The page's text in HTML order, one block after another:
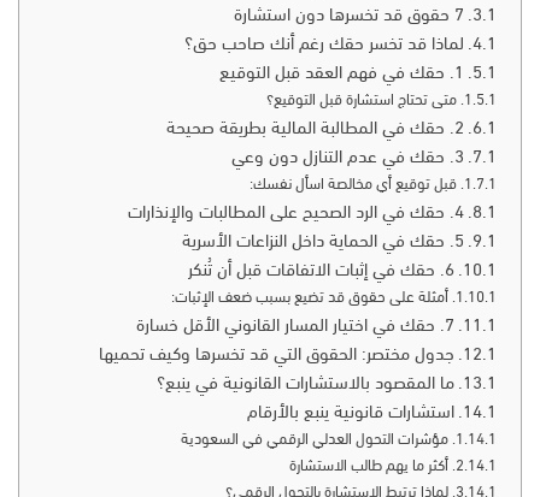
7 حقوق قد تخسرها دون استشارة
لماذا قد تخسر حقك رغم أنك صاحب حق؟
1. حقك في فهم العقد قبل التوقيع
متى تحتاج استشارة قبل التوقيع؟
2. حقك في المطالبة المالية بطريقة صحيحة
3. حقك في عدم التنازل دون وعي
قبل توقيع أي مخالصة اسأل نفسك:
4. حقك في الرد الصحيح على المطالبات والإنذارات
5. حقك في الحماية داخل النزاعات الأسرية
6. حقك في إثبات الاتفاقات قبل أن تُنكر
أمثلة على حقوق قد تضيع بسبب ضعف الإثبات:
7. حقك في اختيار المسار القانوني الأقل خسارة
جدول مختصر: الحقوق التي قد تخسرها وكيف تحميها
ما المقصود بالاستشارات القانونية في ينبع؟
استشارات قانونية ينبع بالأرقام
مؤشرات التحول العدلي الرقمي في السعودية
أكثر ما يهم طالب الاستشارة
لماذا ترتبط الاستشارة بالتحول الرقمي؟